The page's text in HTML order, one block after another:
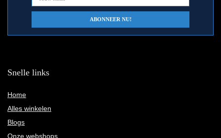
Snelle links
Home
Alles winkelen
Blogs
Onze webshops